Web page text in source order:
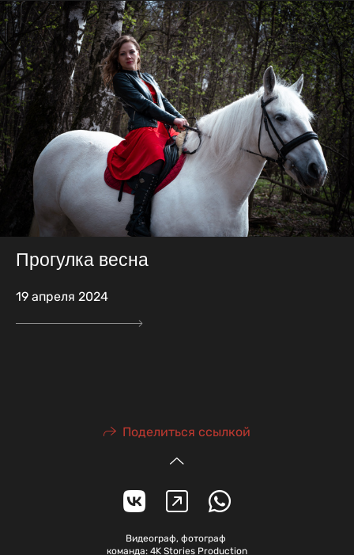
Прогулка весна
19 апреля 2024
Поделиться ссылкой
Видеограф, фотограф
команда: 4K Stories Production